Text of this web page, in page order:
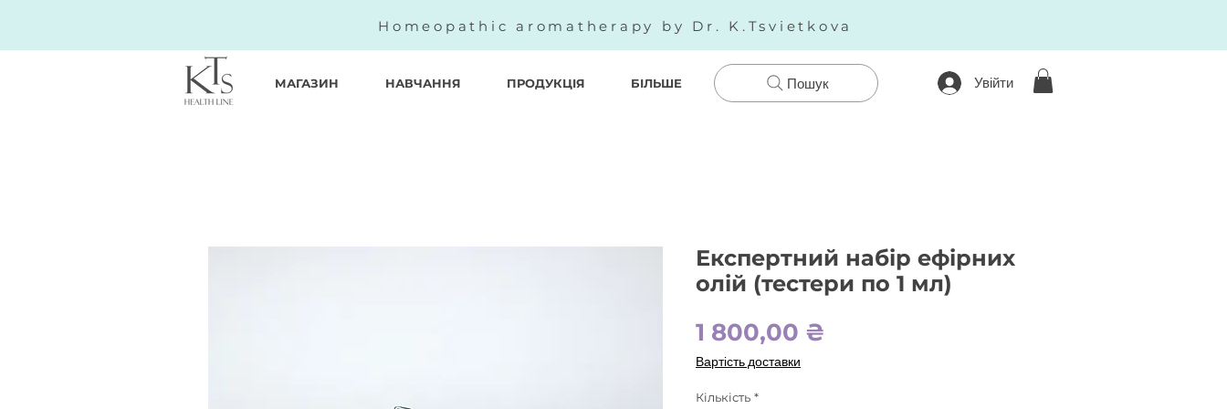
Homeopathic aromatherapy by Dr. K.Tsvietkova
МАГАЗИН НАВЧАННЯ ПРОДУКЦІЯ БІЛЬШЕ Пошук Увійти
Експертний набір ефірних
олій (тестери по 1 мл)
1 800,00 ₴
Вартість доставки
Кількість *